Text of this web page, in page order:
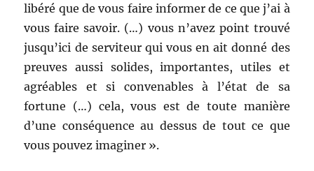
libéré que de vous faire informer de ce que j’ai à
vous faire savoir. (…) vous n’avez point trouvé
jusqu’ici de serviteur qui vous en ait donné des
preuves aussi solides, importantes, utiles et
agréables et si convenables à l’état de sa
fortune (…) cela, vous est de toute manière
d’une conséquence au dessus de tout ce que
vous pouvez imaginer ».